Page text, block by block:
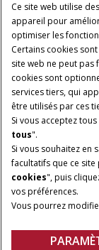
LARGEUR DE
16,3 à 19,4 pi
DISQUES
Ce site web utilise
appareil pour
optimiser les
Certains cookies
site web ne peut pas
cookies sont
services tiers, qui
être utilisés par ces
Si vous acceptez
tous".
Si vous souhaitez en
facultatifs que ce
cookies", puis
vos préférences.
Vous pourrez